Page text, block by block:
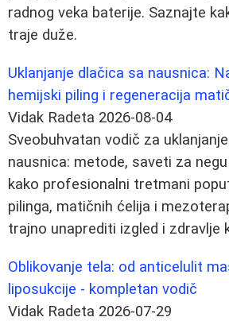
radnog veka baterije. Saznajte
traje duže.
Uklanjanje dlačica sa nausnica:
hemijski piling i regeneracija
Vidak Radeta 2026-08-04
Sveobuhvatan vodič za
nausnica: metode, saveti za
kako profesionalni tretmani
pilinga, matičnih ćelija i
trajno unaprediti izgled i zdravlje
Oblikovanje tela: od anticelulit
liposukcije - kompletan vodič
Vidak Radeta 2026-07-29